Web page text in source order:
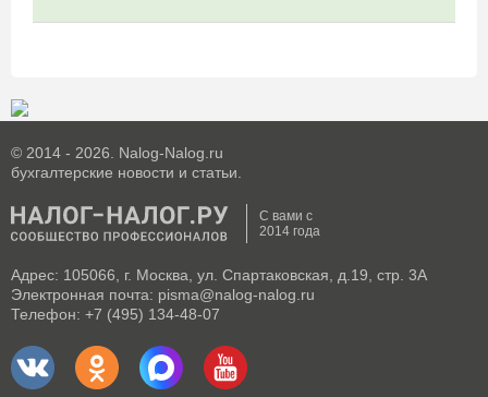
© 2014 - 2026. Nalog-Nalog.ru
бухгалтерские новости и статьи.
С вами с
2014 года
Адрес: 105066, г. Москва, ул. Спартаковская, д.19, стр. 3А
Электронная почта: pisma@nalog-nalog.ru
Телефон: +7 (495) 134-48-07